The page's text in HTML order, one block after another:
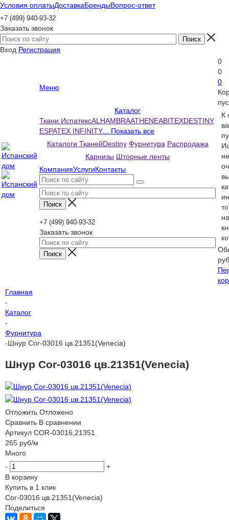
Условия оплатыДоставкаБрендыВопрос-ответ
+7 (499) 940-93-32
Заказать звонок
Вход Регистрация
Меню
Каталог
Ткани ИспатексALHAMBRAATHENEABITEXDESTINY
ESPATEX INFINITY ... Показать все
Каталоги ТканейDestiny Фурнитура Распродажа
Карнизы Шторные ленты
КомпанияУслугиКонтакты
+7 (499) 940-93-32
Заказать звонок
0
0
0
К
руб
Главная
-
Каталог
-
Фурнитура
-Шнур Cor-03016 цв.21351(Venecia)
Шнур Cor-03016 цв.21351(Venecia)
Отложить Отложено
Сравнить В сравнении
Артикул COR-03016,21351
265 руб/м
Много
-
+
В корзину
Купить в 1 клик
Cor-03016 цв.21351(Venecia)
Поделиться